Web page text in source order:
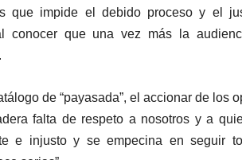
que impide el debido proceso y el
conocer que una vez más la
de “payasada”, el accionar de los
falta de respeto a nosotros y a
e injusto y se empecina en seguir